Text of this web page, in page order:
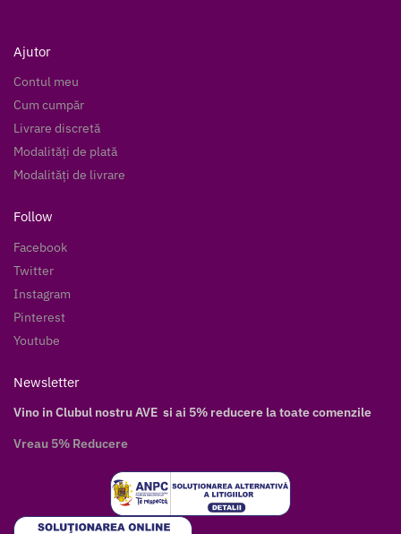
Ajutor
Contul meu
Cum cumpăr
Livrare discretă
Modalități de plată
Modalități de livrare
Follow
Facebook
Twitter
Instagram
Pinterest
Youtube
Newsletter
Vino in Clubul nostru AVE si ai 5% reducere la toate comenzile
Vreau 5% Reducere